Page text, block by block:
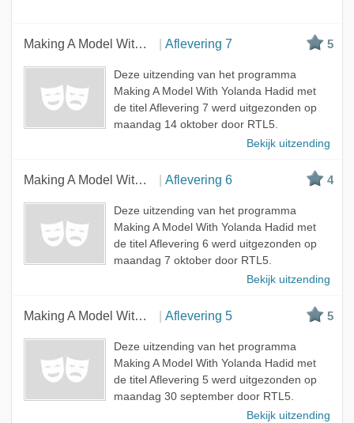
Making A Model With Yolanda Hadid Aflevering 7 5
Deze uitzending van het programma
Making A Model With Yolanda Hadid met
de titel Aflevering 7 werd uitgezonden op
maandag 14 oktober door RTL5.
Bekijk uitzending
Making A Model With Yolanda Hadid Aflevering 6 4
Deze uitzending van het programma
Making A Model With Yolanda Hadid met
de titel Aflevering 6 werd uitgezonden op
maandag 7 oktober door RTL5.
Bekijk uitzending
Making A Model With Yolanda Hadid Aflevering 5 5
Deze uitzending van het programma
Making A Model With Yolanda Hadid met
de titel Aflevering 5 werd uitgezonden op
maandag 30 september door RTL5.
Bekijk uitzending